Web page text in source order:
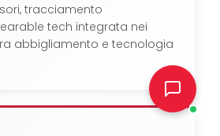
tracciamento
tech integrata nei
abbigliamento e tecnologia